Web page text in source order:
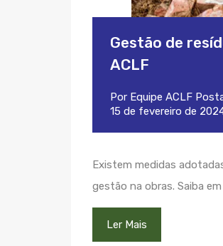
Gestão de
ACLF
Por Equipe ACLF
15 de fevereiro de
Existem medidas
gestão na obras. Saiba
Ler Mais